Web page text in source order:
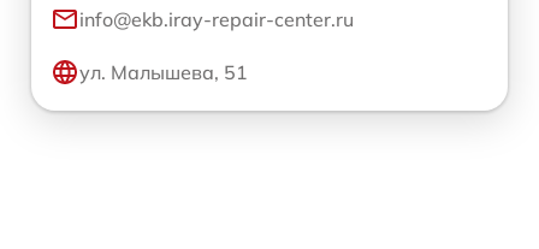
info@ekb.iray-repair-center.ru
ул. Малышева, 51